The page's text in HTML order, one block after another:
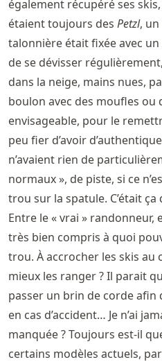
également récupéré ses
étaient toujours des Petzl,
talonnière était fixée avec
de se dévisser
dans la neige, mains nues,
boulon avec des moufles ou
envisageable, pour le
peu fier d’avoir
n’avaient rien de
normaux », de piste, si ce
trou sur la spatule. C’était
Entre le « vrai » randonneur,
très bien compris à quoi
trou. À accrocher les skis au
mieux les ranger ? Il parait
passer un brin de corde
en cas d’accident… Je n’ai
manquée ? Toujours est-il
certains modèles actuels,